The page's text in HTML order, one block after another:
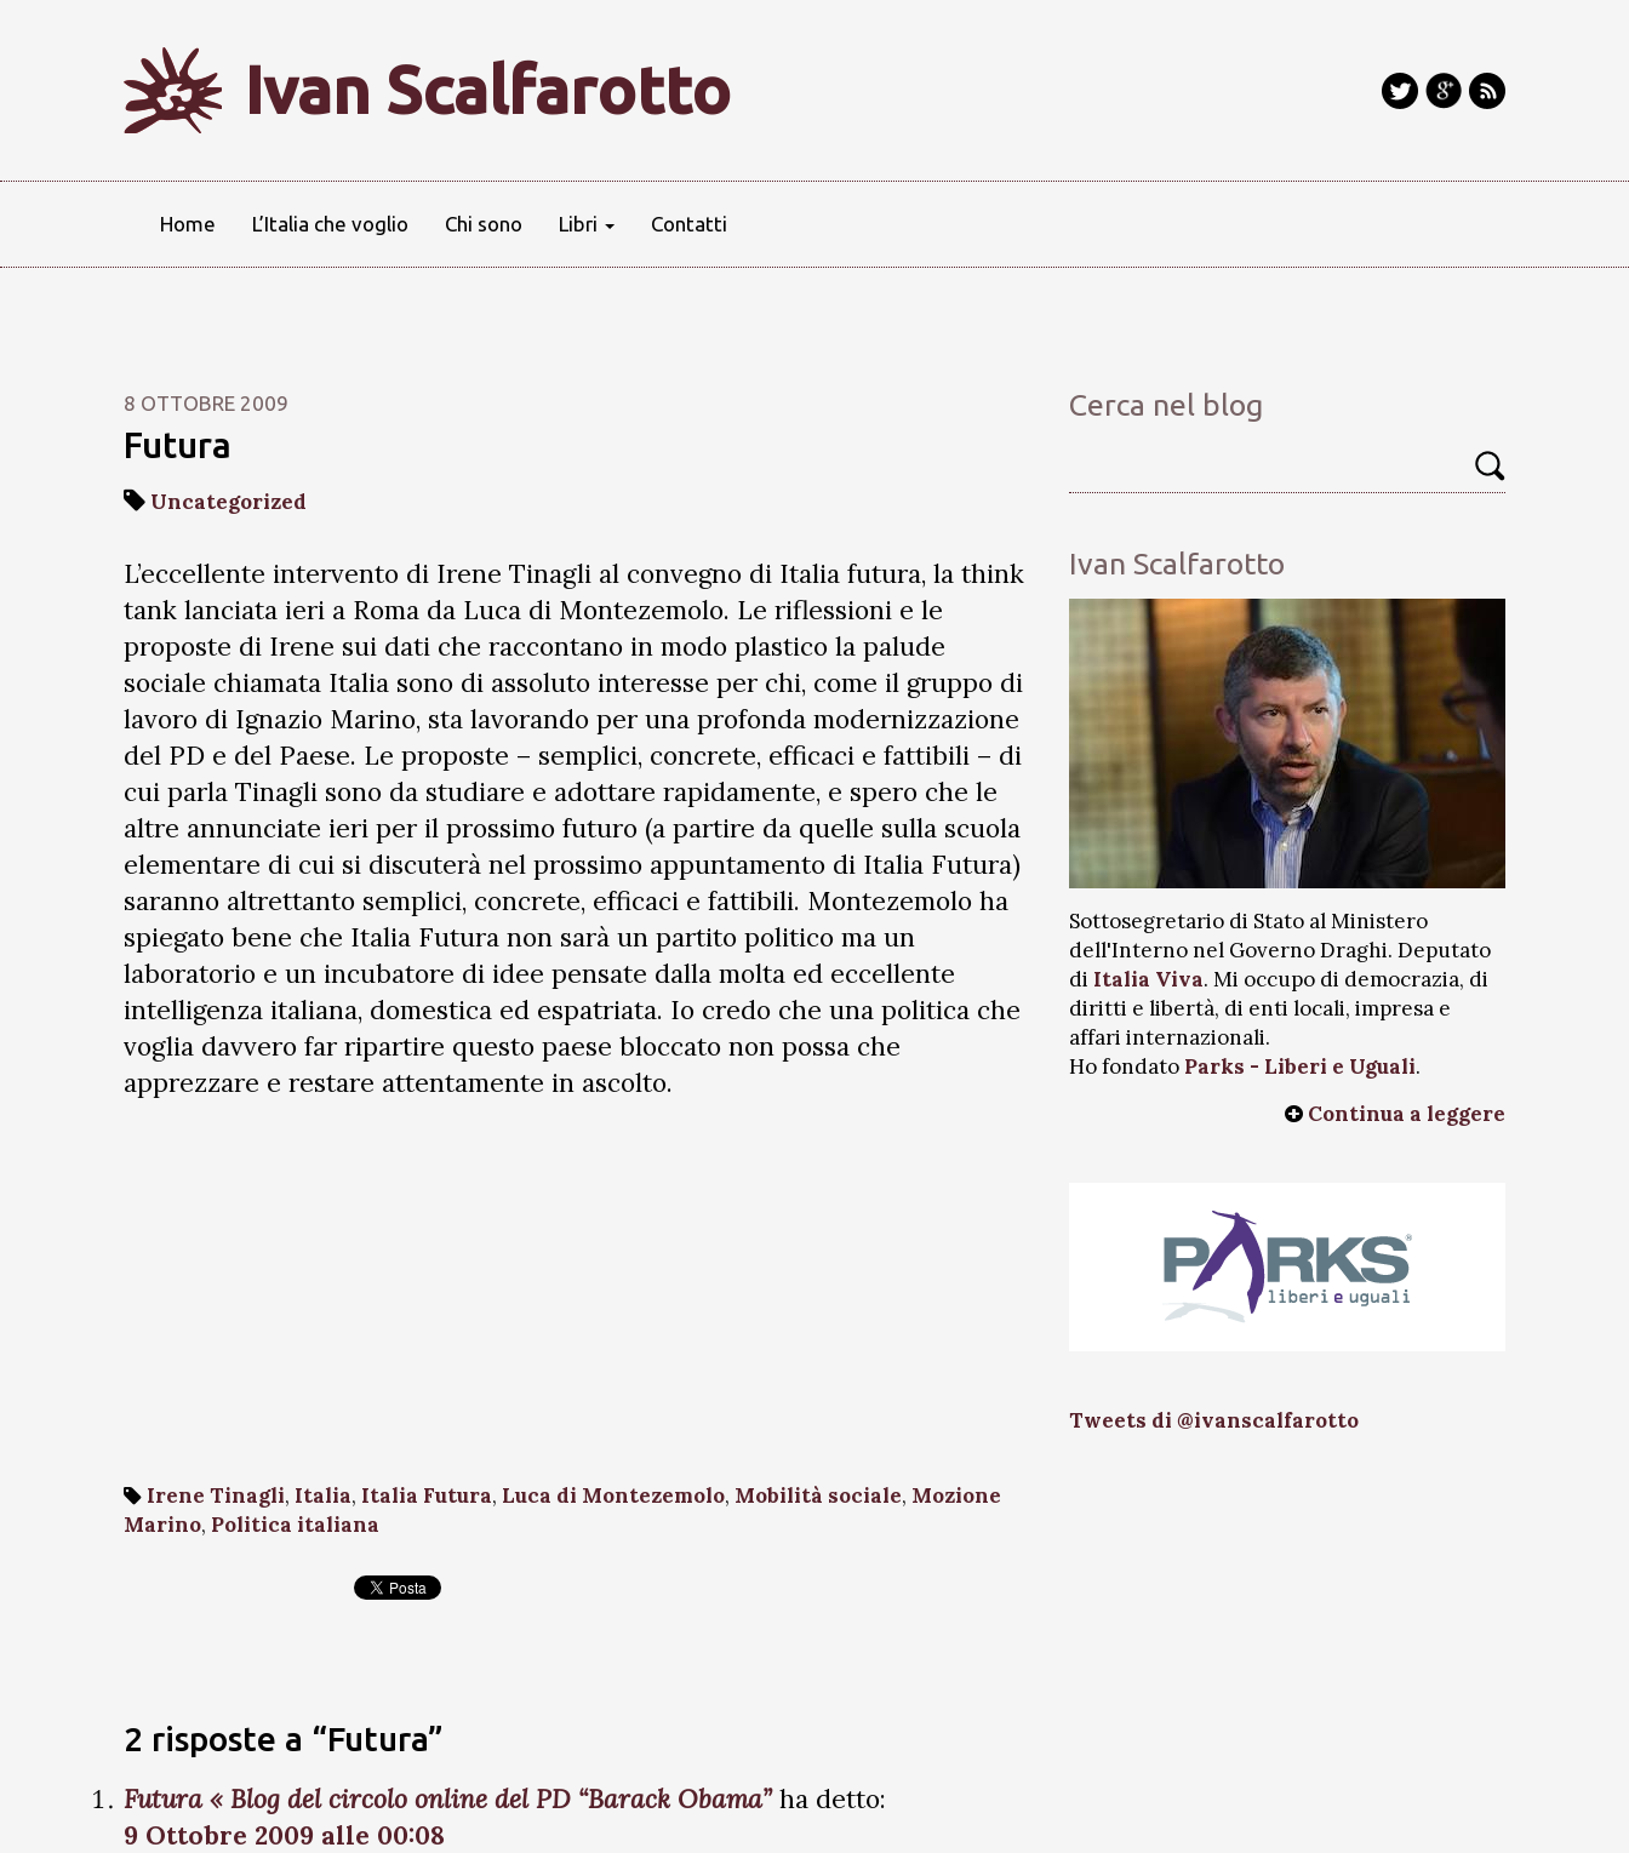
Ivan Scalfarotto
Home L’Italia che voglio Chi sono Libri Contatti
8 OTTOBRE 2009
Futura
Uncategorized
L’eccellente intervento di Irene Tinagli al convegno di Italia futura, la think
tank lanciata ieri a Roma da Luca di Montezemolo. Le riflessioni e le
proposte di Irene sui dati che raccontano in modo plastico la palude
sociale chiamata Italia sono di assoluto interesse per chi, come il gruppo di
lavoro di Ignazio Marino, sta lavorando per una profonda modernizzazione
del PD e del Paese. Le proposte – semplici, concrete, efficaci e fattibili – di
cui parla Tinagli sono da studiare e adottare rapidamente, e spero che le
altre annunciate ieri per il prossimo futuro (a partire da quelle sulla scuola
elementare di cui si discuterà nel prossimo appuntamento di Italia Futura)
saranno altrettanto semplici, concrete, efficaci e fattibili. Montezemolo ha
spiegato bene che Italia Futura non sarà un partito politico ma un
laboratorio e un incubatore di idee pensate dalla molta ed eccellente
intelligenza italiana, domestica ed espatriata. Io credo che una politica che
voglia davvero far ripartire questo paese bloccato non possa che
apprezzare e restare attentamente in ascolto.
Irene Tinagli, Italia, Italia Futura, Luca di Montezemolo, Mobilità sociale, Mozione
Marino, Politica italiana
2 risposte a “Futura”
Futura « Blog del circolo online del PD “Barack Obama” ha detto:
9 Ottobre 2009 alle 00:08
Cerca nel blog
Ivan Scalfarotto
Sottosegretario di Stato al Ministero
dell'Interno nel Governo Draghi. Deputato
di Italia Viva. Mi occupo di democrazia, di
diritti e libertà, di enti locali, impresa e
affari internazionali.
Ho fondato Parks - Liberi e Uguali.
Continua a leggere
Tweets di @ivanscalfarotto